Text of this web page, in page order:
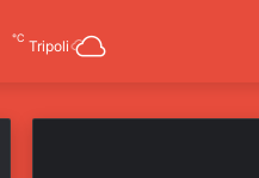
Tripoli
℃